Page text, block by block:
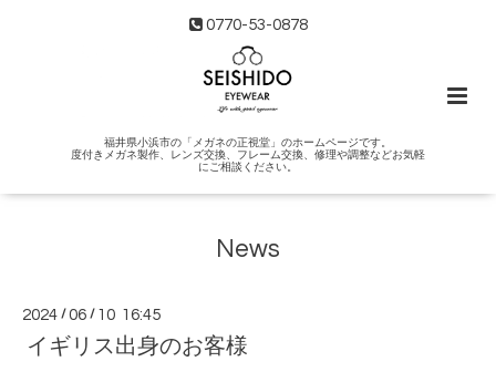
0770-53-0878
福井県小浜市の「メガネの正視堂」のホームページです。
度付きメガネ製作、レンズ交換、フレーム交換、修理や調整などお気軽
にご相談ください。
News
2024 /06 / 10 16:45
イギリス出身のお客様